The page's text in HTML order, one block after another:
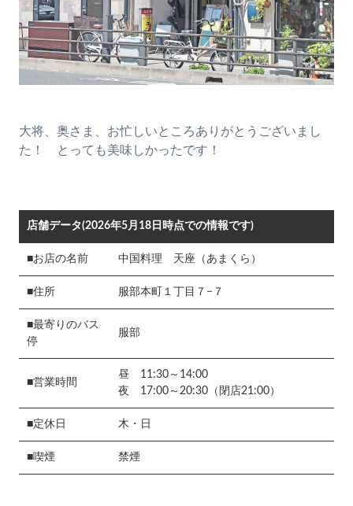
大将、奥さま、お忙しいところありがとうございまし
た！ とっても美味しかったです！
店舗データ(2026年5月18日時点での情報です)
■お店の名前 中国料理 天座（あまくら）
■住所 服部本町１丁目７−７
■最寄りのバス
停
服部
■営業時間
昼 11:30～14:00
夜 17:00～20:30（閉店21:00）
■定休日 木・日
■喫煙 禁煙